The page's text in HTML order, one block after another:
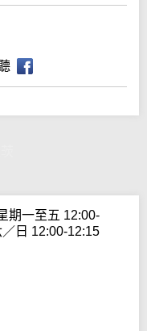
期一至五 12:00-
日 12:00-12:15